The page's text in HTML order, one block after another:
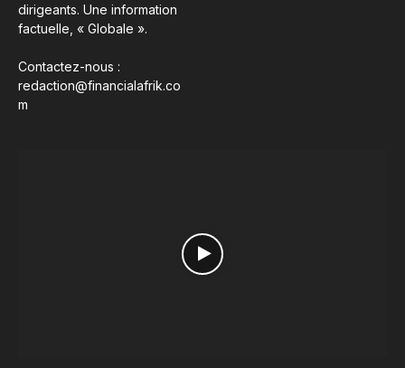
dirigeants. Une information
factuelle, « Globale ».
Contactez-nous :
redaction@financialafrik.co
m